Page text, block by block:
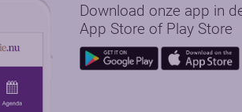
Download onze app in
App Store of Play Store